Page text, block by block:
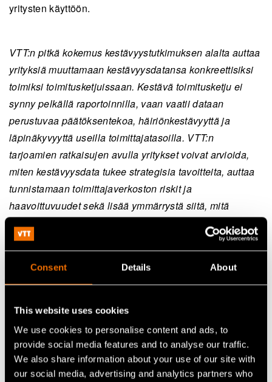
Consent Details About
This website uses cookies
We use cookies to personalise content and ads, to
provide social media features and to analyse our traffic.
We also share information about your use of our site with
our social media, advertising and analytics partners who
yritysten käyttöön.
VTT:n pitkä kokemus kestävyystutkimuksen alalta auttaa
yrityksiä muuttamaan kestävyysdatansa konkreettisiksi
toimiksi toimitusketjuissaan. Kestävä toimitusketju ei
synny pelkällä raportoinnilla, vaan vaatii dataan
perustuvaa päätöksentekoa, häiriönkestävyyttä ja
läpinäkyvyyttä useilla toimittajatasoilla. VTT:n
tarjoamien ratkaisujen avulla yritykset voivat arvioida,
miten kestävyysdata tukee strategisia tavoitteita, auttaa
tunnistamaan toimittajaverkoston riskit ja
haavoittuvuudet sekä lisää ymmärrystä siitä, mitä
kestävyysdatan toimitusketjuanalytiikkaan yritykset
toimitusketjuja, jotka ovat läpinäkyviä, kestäviä,
Jatka lukemista
Palvelu: Kestävä kehitys ja elinkaariarviointi (LCA)